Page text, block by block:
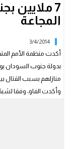
7 ملايين
المجاعة
3/4/2014
أكدت منظمة الأمم
بدولة جنوب السودان
منازلهم بسبب القتال
وأكدت الفاو، وفقا